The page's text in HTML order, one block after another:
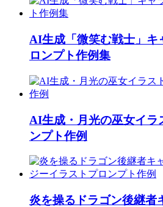
AI生成「微笑む戦士」キ
ロンプト作例集
AI生成・月光の巫女イラ
ンプト作例
炎を操るドラゴン後継者